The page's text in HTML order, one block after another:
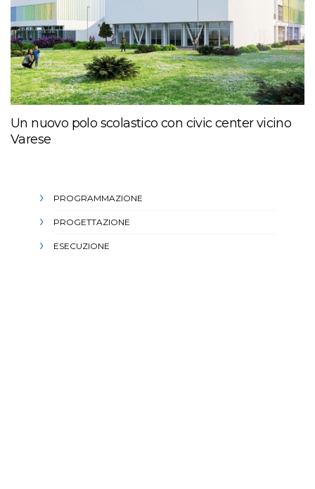
Un nuovo polo scolastico con civic center vicino
Varese
PROGRAMMAZIONE
PROGETTAZIONE
ESECUZIONE